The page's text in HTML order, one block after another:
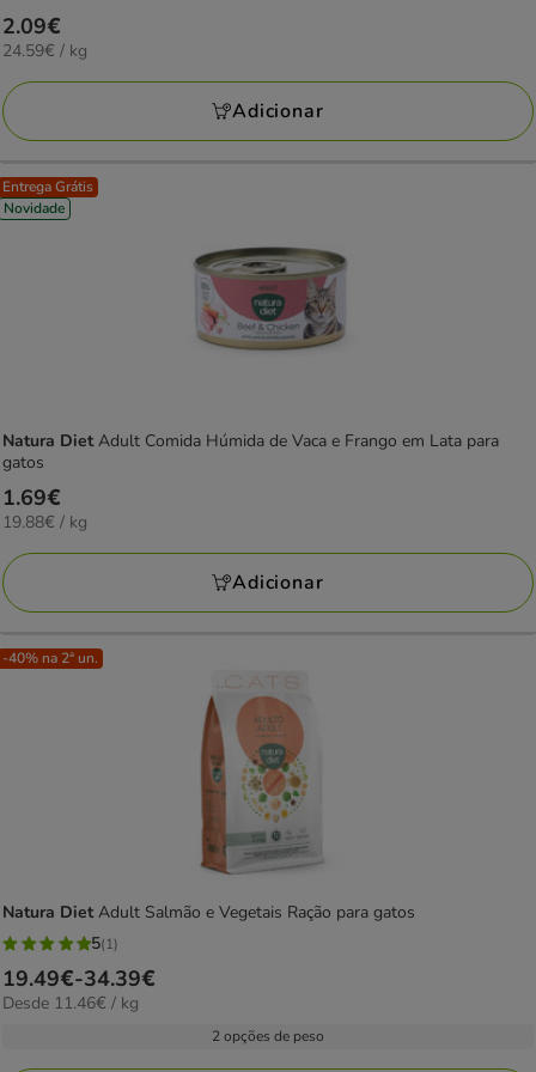
Preço
2.09€
2.09€
24.59€
KG
24.59€ / kg
Adicionar
Entrega Grátis
Novidade
Natura DietAdult Comida Húmida de Vaca e Frango em Lata para
gatos
Preço
1.69€
1.69€
19.88€
KG
19.88€ / kg
Adicionar
-40% na 2ª un.
Natura DietAdult Salmão e Vegetais Ração para gatos
5
estrelas
com
5(1)
Preço
de
19.49€-34.39€
11.46€
Desde 11.46€ / kg
2 opções de peso